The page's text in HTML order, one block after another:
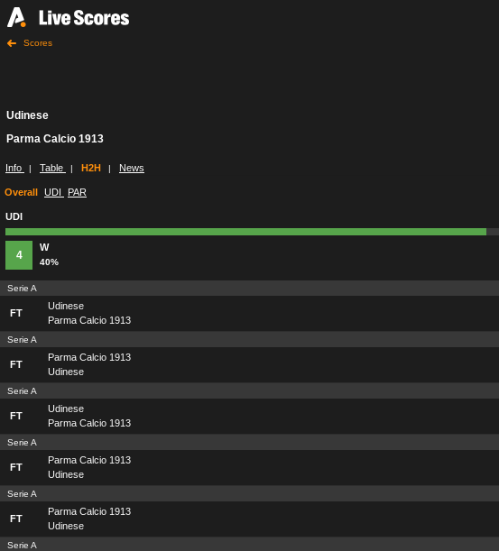
Scores
Udinese
Parma Calcio 1913
Info | Table | H2H | News
Overall UDI PAR
UDI
4
W
40%
Serie A
FT
Udinese
Parma Calcio 1913
Serie A
FT
Parma Calcio 1913
Udinese
Serie A
FT
Udinese
Parma Calcio 1913
Serie A
FT
Parma Calcio 1913
Udinese
Serie A
FT
Parma Calcio 1913
Udinese
Serie A